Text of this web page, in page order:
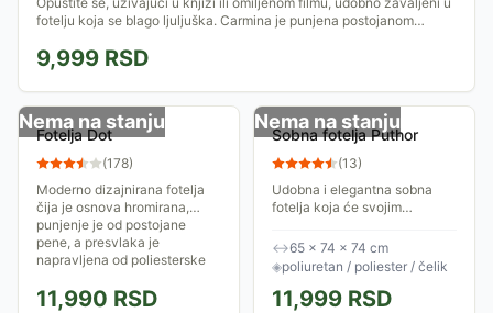
fotelju koja se blago ljuljuška. Carmina je punjena postojanom
9,999 RSD
Nema na stanju
Fotelja Dot
(178)
Moderno dizajnirana fotelja
čija je osnova hromirana,
punjenje je od postojane
pene, a presvlaka je
napravljena od poliesterske
11,990 RSD
Nema na stanju
Sobna fotelja Puthor
(13)
Udobna i elegantna sobna
fotelja koja će svojim
obogatiti dobar utisak Vašeg
doma. Idealno mesto za
odmor i opuštanje....
↔65 × 74 × 74 cm
◈poliuretan / poliester / čelik
11,999 RSD